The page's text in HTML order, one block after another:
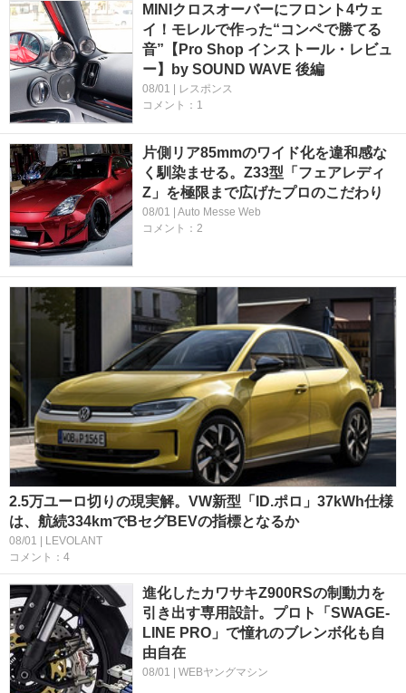
MINIクロスオーバーにフロント4ウェ
イ！モレルで作った“コンペで勝てる
音”【Pro Shop インストール・レビュ
ー】by SOUND WAVE 後編
08/01 | レスポンス
コメント：1
片側リア85mmのワイド化を違和感な
く馴染ませる。Z33型「フェアレディ
Z」を極限まで広げたプロのこだわり
08/01 | Auto Messe Web
コメント：2
2.5万ユーロ切りの現実解。VW新型「ID.ポロ」37kWh仕様
は、航続334kmでBセグBEVの指標となるか
08/01 | LEVOLANT
コメント：4
進化したカワサキZ900RSの制動力を
引き出す専用設計。プロト「SWAGE-
LINE PRO」で憧れのブレンボ化も自
由自在
08/01 | WEBヤングマシン